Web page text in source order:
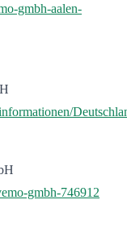
gmbh-aalen-
gmbh-746912